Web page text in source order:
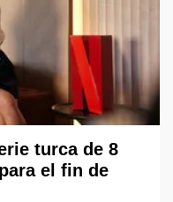
turca de 8
el fin de